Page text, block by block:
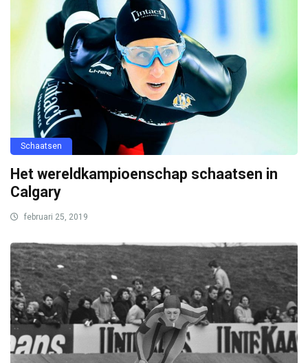
Schaatsen
Het wereldkampioenschap schaatsen in
Calgary
februari 25, 2019